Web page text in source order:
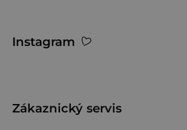
Instagram
Zákaznický servis